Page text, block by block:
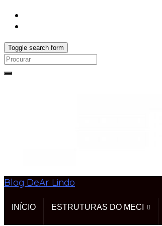
Toggle search form
Search
Blog DeAr Lindo
INÍCIO ESTRUTURAS DO MECI